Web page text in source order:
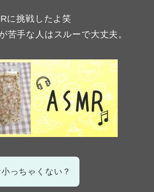
に挑戦したよ笑
苦手な人はスルーで大丈夫。
っちゃくない？